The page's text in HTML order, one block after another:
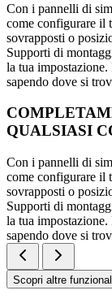
Con i pannelli di
come configurare il
sovrapposti o
Supporti di
la tua
sapendo dove si
QUALSIASI
Con i pannelli di
come configurare il
sovrapposti o
Supporti di
la tua
sapendo dove si
Scopri altre